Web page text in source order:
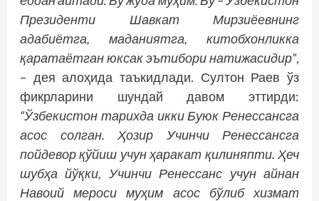
Президенти Шавкат Мирзиёевнинг
адабиётга, маданиятга, китобхонликка
қаратаётган юксак эътибори натижасидир”,
– дея алоҳида таъкидлади. Султон Раев ўз
фикрларини шундай давом эттирди:
“Ўзбекистон тарихда икки Буюк Ренессансга
асос солган. Ҳозир Учинчи Ренессансга
пойдевор қўйиш учун ҳаракат қилин­япти. Ҳеч
шубҳа йўқки, Учинчи Ренессанс учун айнан
Навоий мероси муҳим асос бўлиб хизмат